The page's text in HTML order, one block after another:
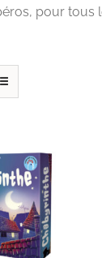
pour tous